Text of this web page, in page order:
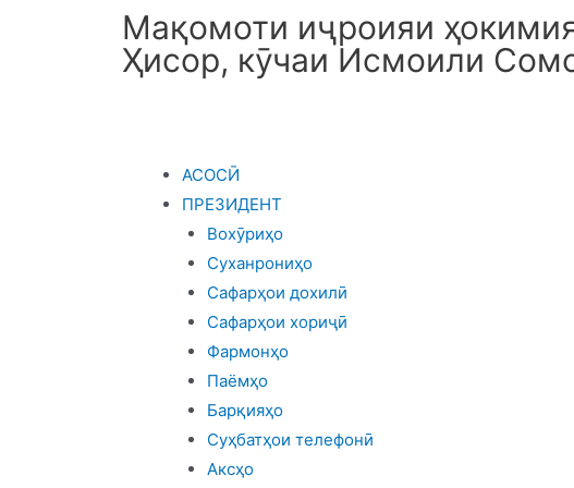
Мақомоти иҷроияи
Ҳисор, кӯчаи Исмоили
АСОСӢ
ПРЕЗИДЕНТ
Вохӯриҳо
Суханрониҳо
Сафарҳои дохилӣ
Сафарҳои хориҷӣ
Фармонҳо
Паёмҳо
Барқияҳо
Суҳбатҳои телефонӣ
Аксҳо